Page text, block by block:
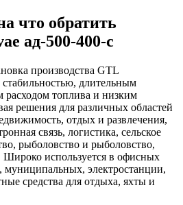
что обратить
ад-500-400-c
производства GTL
стабильностью, длительным
расходом топлива и низким
решения для различных областей
отдых и развлечения,
связь, логистика, сельское
рыболовство и рыболовство,
Широко используется в офисных
муниципальных, электростанции,
средства для отдыха, яхты и